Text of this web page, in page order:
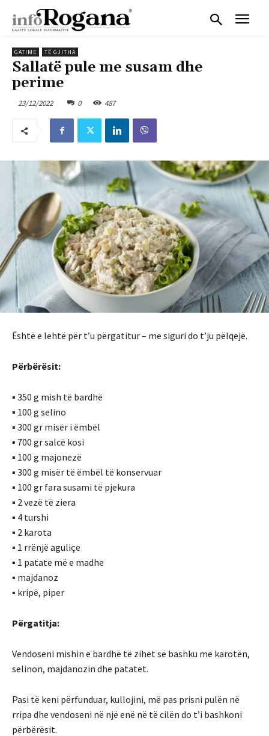
GATIME TË GJITHA
Sallatë pule me susam dhe
perime
23/12/2022 0 487
Është e lehtë për t’u përgatitur– me siguri do t’ju pëlqejë.
Përbërësit:
▪ 350 g mish të bardhë
▪ 100 g selino
▪ 300 gr misër i ëmbël
▪ 700 gr salcë kosi
▪ 100 g majonezë
▪ 300 g misër të ëmbël të konservuar
▪ 100 gr fara susami të pjekura
▪ 2 vezë të ziera
▪ 4 turshi
▪ 2 karota
▪ 1 rrënjë aguliçe
▪ 1 patate më e madhe
▪ majdanoz
▪ kripë, piper
Përgatitja:
Vendoseni mishin e bardhë të zihet së bashku me karotën,
selinon, majdanozin dhe patatet.
Pasi të keni përfunduar, kullojini, më pas prisni pulën në
rripa dhe vendoseni në një enë në të cilën do t’i bashkoni
përbërësit.